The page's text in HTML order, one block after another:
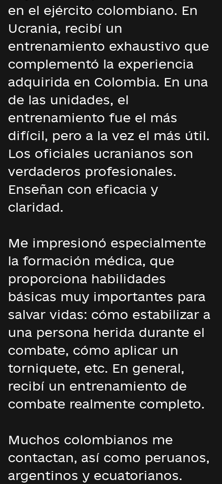
en el ejército colombiano. En
Ucrania, recibí un
entrenamiento exhaustivo que
complementó la experiencia
adquirida en Colombia. En una
de las unidades, el
entrenamiento fue el más
difícil, pero a la vez el más útil.
Los oficiales ucranianos son
verdaderos profesionales.
Enseñan con eficacia y
claridad.
Me impresionó especialmente
la formación médica, que
proporciona habilidades
básicas muy importantes para
salvar vidas: cómo estabilizar a
una persona herida durante el
combate, cómo aplicar un
torniquete, etc. En general,
recibí un entrenamiento de
combate realmente completo.
Muchos colombianos me
contactan, así como peruanos,
argentinos y ecuatorianos.